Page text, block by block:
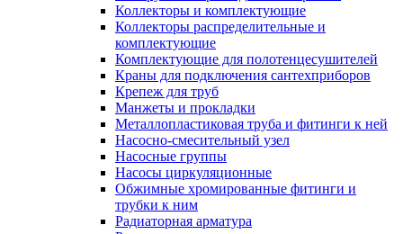
Коллекторы и комплектующие
Коллекторы распределительные и
комплектующие
Комплектующие для полотенцесушителей
Краны для подключения сантехприборов
Крепеж для труб
Манжеты и прокладки
Металлопластиковая труба и фитинги к ней
Насосно-смесительный узел
Насосные группы
Насосы циркуляционные
Обжимные хромированные фитинги и
трубки к ним
Радиаторная арматура